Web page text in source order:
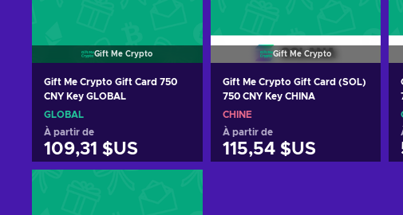
Gift Me Crypto
Gift Me Crypto Gift Card 750
CNY Key GLOBAL
GLOBAL
À partir de
109,31 $US
Gift Me Crypto
Gift Me Crypto Gift Card (SOL)
750 CNY Key CHINA
CHINE
À partir de
115,54 $US